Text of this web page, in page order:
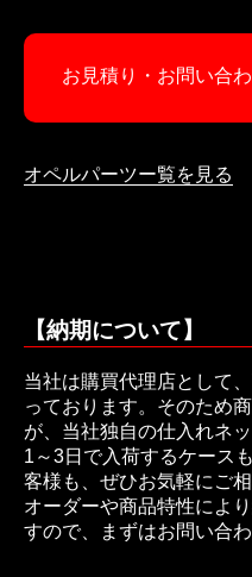
お見積り・お問い合
オペルパーツー覧を見る
【納期について】
当社は購買代理店として
っております。そのため
が、当社独自の仕入れネ
1～3日で入荷するケース
客様も、ぜひお気軽にご
オーダーや商品特性によ
すので、まずはお問い合